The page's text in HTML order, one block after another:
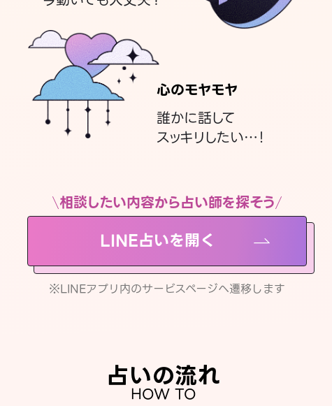
心のモヤモヤ
誰かに話して
スッキリしたい…！
相談したい内容から占い師を探そう
LINE占いを開く
※LINEアプリ内のサービスページへ遷移します
占いの流れ
HOW TO